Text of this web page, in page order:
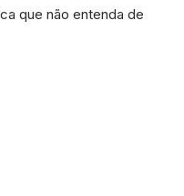
que não entenda de